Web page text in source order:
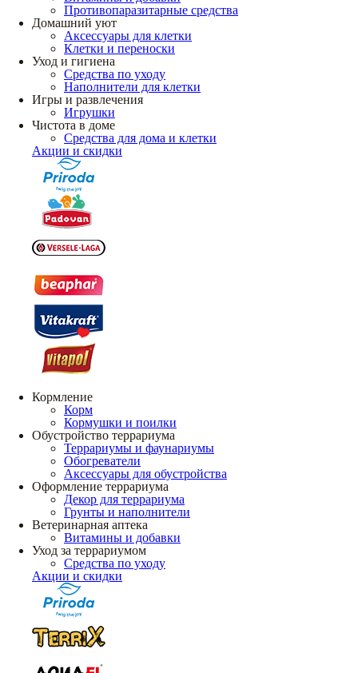
Противопаразитарные средства
Домашний уют
Аксессуары для клетки
Клетки и переноски
Уход и гигиена
Средства по уходу
Наполнители для клетки
Игры и развлечения
Игрушки
Чистота в доме
Средства для дома и клетки
Акции и скидки
Кормление
Корм
Кормушки и поилки
Обустройство террариума
Террариумы и фаунариумы
Обогреватели
Аксессуары для обустройства
Оформление террариума
Декор для террариума
Грунты и наполнители
Ветеринарная аптека
Витамины и добавки
Уход за террариумом
Средства по уходу
Акции и скидки